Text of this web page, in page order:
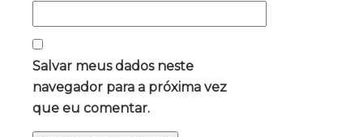
Salvar meus dados neste
navegador para a próxima vez
que eu comentar.